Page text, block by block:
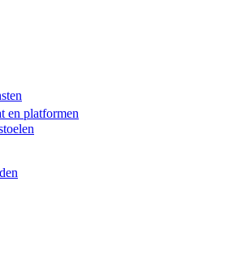
en platformen